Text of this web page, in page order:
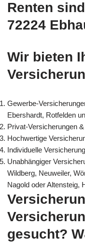
Renten
72224
Wir bieten
Gewerbe-
Ebershardt, Rotfelden
Privat-Versicherungen
Hochwertige
Individuelle Versicherung
Unabhängiger
Wildberg, Neuweiler,
Nagold oder Altensteig,
gesucht?